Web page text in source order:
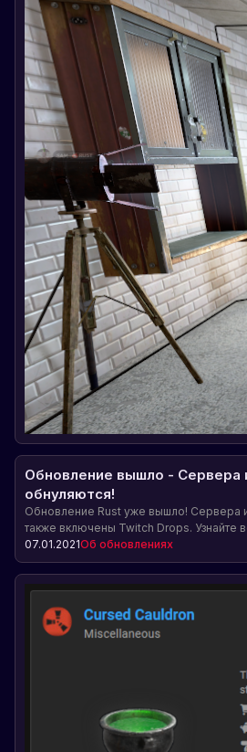
Обновление вышло - Сервера
обнуляются!
Обновление Rust уже вышло! Сервера
также включены Twitch Drops. Узнайте
статье!
07.01.2021Об обновлениях